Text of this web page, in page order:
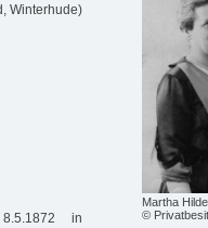
Martha
©
Winterhude)
in